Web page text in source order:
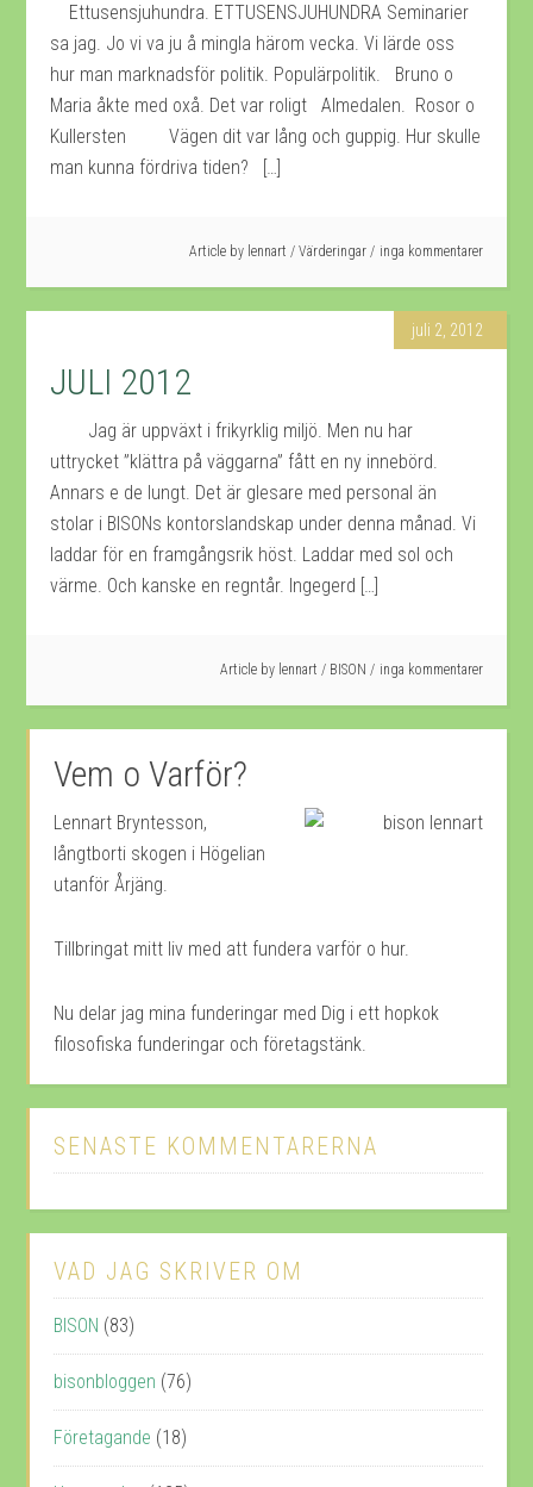
Ettusensjuhundra. ETTUSENSJUHUNDRA Seminarier
sa jag. Jo vi va ju å mingla härom vecka. Vi lärde oss
hur man marknadsför politik. Populärpolitik. Bruno o
Maria åkte med oxå. Det var roligt Almedalen. Rosor o
Kullersten Vägen dit var lång och guppig. Hur skulle
man kunna fördriva tiden? […]
Article by lennart / Värderingar inga kommentarer
juli 2, 2012
JULI 2012
Jag är uppväxt i frikyrklig miljö. Men nu har
uttrycket ”klättra på väggarna” fått en ny innebörd.
Annars e de lungt. Det är glesare med personal än
stolar i BISONs kontorslandskap under denna månad. Vi
laddar för en framgångsrik höst. Laddar med sol och
värme. Och kanske en regntår. Ingegerd […]
Article by lennart / BISON inga kommentarer
Vem o Varför?
Lennart Bryntesson,
långtborti skogen i Högelian
utanför Årjäng.
Tillbringat mitt liv med att fundera varför o hur.
Nu delar jag mina funderingar med Dig i ett hopkok
filosofiska funderingar och företagstänk.
SENASTE KOMMENTARERNA
VAD JAG SKRIVER OM
BISON (83)
bisonbloggen (76)
Företagande (18)